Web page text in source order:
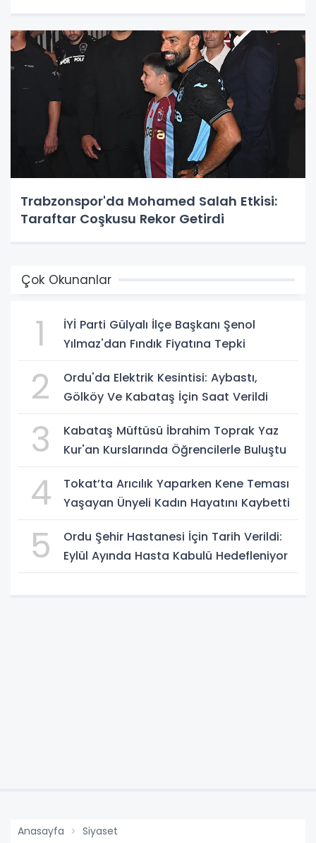
Trabzonspor'da Mohamed Salah Etkisi:
Taraftar Coşkusu Rekor Getirdi
Çok Okunanlar
1
İYİ Parti Gülyalı İlçe Başkanı Şenol
Yılmaz'dan Fındık Fiyatına Tepki
2
Ordu'da Elektrik Kesintisi: Aybastı,
Gölköy Ve Kabataş İçin Saat Verildi
3
Kabataş Müftüsü İbrahim Toprak Yaz
Kur'an Kurslarında Öğrencilerle Buluştu
4
Tokat’ta Arıcılık Yaparken Kene Teması
Yaşayan Ünyeli Kadın Hayatını Kaybetti
5
Ordu Şehir Hastanesi İçin Tarih Verildi:
Eylül Ayında Hasta Kabulü Hedefleniyor
Anasayfa Siyaset